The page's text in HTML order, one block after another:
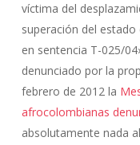
víctima del
superación del
en sentencia T-025/
denunciado por la
febrero de 2012 la
afrocolombianas
absolutamente nada